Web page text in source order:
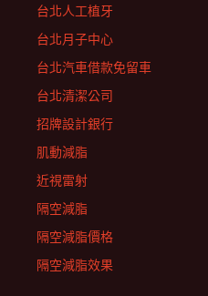
台北人工植牙
台北月子中心
台北汽車借款免留車
台北清潔公司
招牌設計銀行
肌動減脂
近視雷射
隔空減脂
隔空減脂價格
隔空減脂效果